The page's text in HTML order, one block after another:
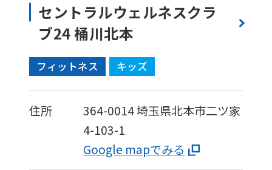
セントラルウェルネスクラ
ブ24 桶川北本
フィットネス キッズ
住所 364-0014埼玉県北本市二ツ家
4-103-1
Google mapでみる